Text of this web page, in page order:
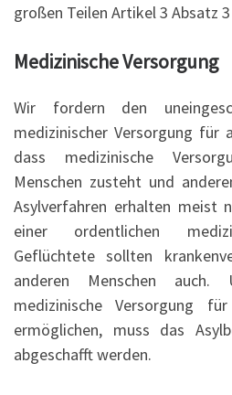
großen Teilen Artikel 3 Absatz
Medizinische Versorgung
Wir fordern den
medizinischer Versorgung für
dass medizinische
Menschen zusteht und
Asylverfahren erhalten meist
einer ordentlichen
Geflüchtete sollten
anderen Menschen
medizinische Versorgung
ermöglichen, muss das
abgeschafft werden.